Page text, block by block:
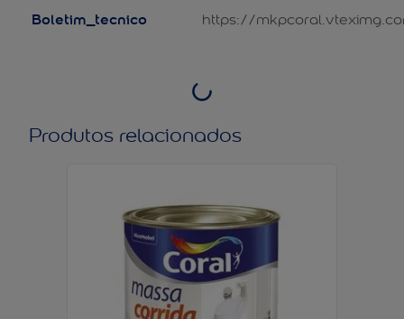
Boletim_tecnico https://
Produtos relacionados